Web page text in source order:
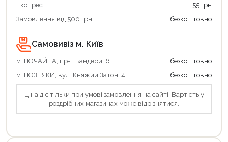
Експрес
55 грн
Замовлення від 500 грн
безкоштовно
Самовивіз м. Київ
м. ПОЧАЙНА, пр-т Бандери, 6
безкоштовно
м. ПОЗНЯКИ, вул. Княжий Затон, 4
безкоштовно
Ціна діє тільки при умові замовлення на сайті. Вартість у
роздрібних магазинах може відрізнятися.